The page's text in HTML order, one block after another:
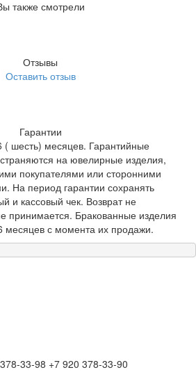
также смотрели
Отзывы
Оставить отзыв
Гарантии
шесть) месяцев. Гарантийные
на ювелирные изделия,
покупателями или сторонними
На период гарантии сохранять
и кассовый чек. Возврат не
принимается. Бракованные изделия
месяцев с момента их продажи.
33-98 +7 920 378-33-90